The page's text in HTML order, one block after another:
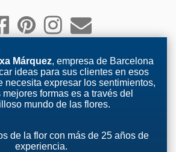
Márquez, empresa de Barcelona
ideas para sus clientes en esos
necesita expresar los sentimientos,
formas es a través del
mundo de las flores.
de la flor con más de 25 años de
experiencia.